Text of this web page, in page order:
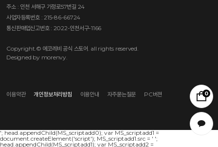
0
주소 : 인천 서해구 가정로57번길 24
사업자등록번호 : 215-86-66724
통신판매업신고번호 : 2022-인천서구-1166
Copyright.© 에코레비 공식 스토어. all rights reserved.
Designed by morenvy.
이용약관 개인정보처리방침 이용안내 자주묻는질문 PC버젼
'; head.appendChild(MS_scriptadd0); var MS_scriptadd1 =
document.createElement('script'); MS_scriptadd1.src = ' ';
head.appendChild(MS_scriptadd1); var MS_scriptadd2 =